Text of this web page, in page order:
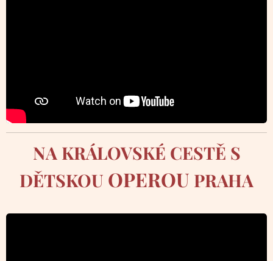
NA KRÁLOVSKÉ CESTĚ S
DĚTSKOU OPEROU PRAHA